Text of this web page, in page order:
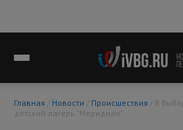
Главная / Новости / Происшествия
детский лагерь "Меридиан"